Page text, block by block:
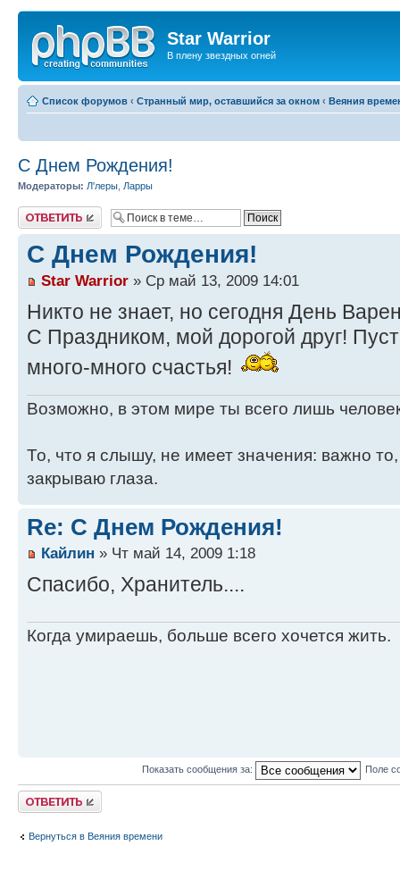
Star Warrior
В плену звездных огней
Список форумов ‹ Странный мир, оставшийся за окном ‹ Веяния
С Днем Рождения!
Модераторы: Л'леры Ларры
Ответить
С Днем Рождения!
Star Warrior » Ср май 13, 2009 14:01
Никто не знает, но сегодня День
С Праздником, мой дорогой друг!
много-много счастья!
Возможно, в этом мире ты всего лишь
То, что я слышу, не имеет значения: важно
закрываю глаза.
Re: С Днем Рождения!
Кайлин » Чт май 14, 2009 1:18
Спасибо, Хранитель....
Когда умираешь, больше всего хочется жить.
Показать сообщения за: Поле
Ответить
Вернуться в Веяния времени